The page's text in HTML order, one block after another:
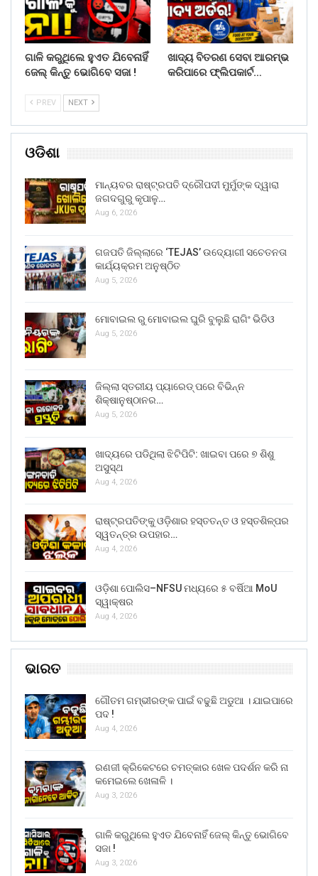
ଗାଳି କରୁଥିଲେ ହୁଏତ ଯିବେନାହିଁ
ଜେଲ୍ କିନ୍ତୁ ଭୋଗିବେ ସଜା !
ଖାଦ୍ୟ ବିତରଣ ସେବା ଆରମ୍ଭ
କରିପାରେ ଫ୍ଲିପକାର୍ଟ…
PREV NEXT
ଓଡିଶା
ମାନ୍ୟବର ରାଷ୍ଟ୍ରପତି ଦ୍ରୌପଦୀ ମୁର୍ମୁଙ୍କ ଦ୍ୱାରା
ଜଗଦଗୁରୁ କୃପାଳୁ…
Aug 6, 2026
ଗଜପତି ଜିଲ୍ଲାରେ ‘TEJAS’ ଉଦ୍ୟୋଗୀ ସଚେତନତା
କାର୍ଯ୍ୟକ୍ରମ ଅନୁଷ୍ଠିତ
Aug 5, 2026
ମୋବାଇଲ ରୁ ମୋବାଇଲ ଘୁରି ବୁଲୁଛି ରାଗିଂ ଭିଡିଓ
Aug 5, 2026
ଜିଲ୍ଲା ସ୍ତରୀୟ ପ୍ୟାରେଡ୍ ପରେ ବିଭିନ୍ନ
ଶିକ୍ଷାନୁଷ୍ଠାନର…
Aug 5, 2026
ଖାଦ୍ୟରେ ପଡିଥିଲା ଝିଟିପିଟି: ଖାଇବା ପରେ ୭ ଶିଶୁ
ଅସୁସ୍ଥ
Aug 4, 2026
ରାଷ୍ଟ୍ରପତିଙ୍କୁ ଓଡ଼ିଶାର ହସ୍ତତନ୍ତ ଓ ହସ୍ତଶିଳ୍ପର
ସ୍ୱତନ୍ତ୍ର ଉପହାର…
Aug 4, 2026
ଓଡ଼ିଶା ପୋଲିସ–NFSU ମଧ୍ୟରେ ୫ ବର୍ଷିଆ MoU
ସ୍ୱାକ୍ଷର
Aug 4, 2026
ଭାରତ
ଗୌତମ ଗମ୍ଭୀରଙ୍କ ପାଇଁ ବଢୁଛି ଅଡୁଆ । ଯାଇପାରେ
ପଦ !
Aug 4, 2026
ରଣଜୀ କ୍ରିକେଟରେ ଚମତ୍କାର ଖେଳ ପଦର୍ଶନ କରି ନା
କମେଇଲେ ଖେଳାଳି ।
Aug 3, 2026
ଗାଳି କରୁଥିଲେ ହୁଏତ ଯିବେନାହିଁ ଜେଲ୍ କିନ୍ତୁ ଭୋଗିବେ
ସଜା !
Aug 3, 2026